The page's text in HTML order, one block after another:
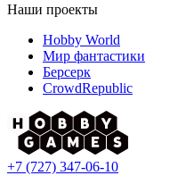
Наши проекты
Hobby World
Мир фантастики
Берсерк
CrowdRepublic
+7 (727) 347-06-10